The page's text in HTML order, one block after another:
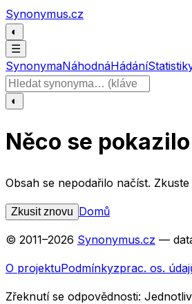
Přeskočit na obsah
Synonymus.cz
◐
☰
SynonymaNáhodnáHádání
Hledat slovo
◐
Něco se pokazilo
Obsah se nepodařilo načíst.
Zkusit znovu Domů
© 2011–2026 Synonymus.cz —
O projektuPodmínkyzprac. os.
Zřeknutí se odpovědnosti: